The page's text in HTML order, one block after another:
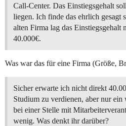
Call-Center. Das Einstiegsgehalt
liegen. Ich finde das ehrlich gesagt
alten Firma lag das Einstiegsgehalt
40.000€.
Was war das für eine Firma (Größe,
Sicher erwarte ich nicht direkt
Studium zu verdienen, aber nur
bei einer Stelle mit
wenig. Was denkt ihr darüber?